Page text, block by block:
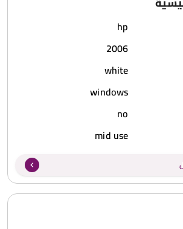
hp
2006
white
windows
no
mid use